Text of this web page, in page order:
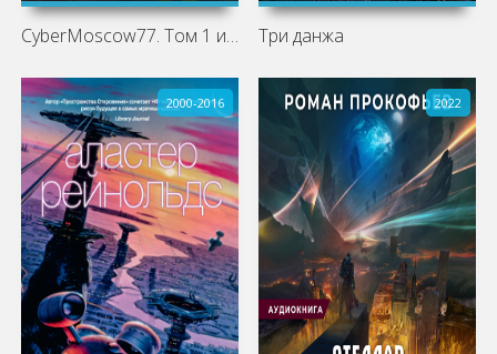
CyberMoscow77. Том 1 и 2 слушать Три данжа
2000-2016 2022